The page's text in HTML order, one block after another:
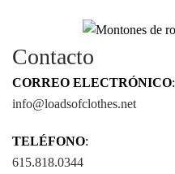
Contacto
CORREO ELECTRÓNICO:
info@loadsofclothes.net
TELÉFONO:
615.818.0344